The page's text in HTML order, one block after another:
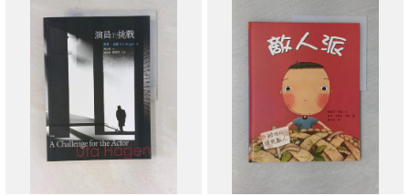
的生活對策_菲利